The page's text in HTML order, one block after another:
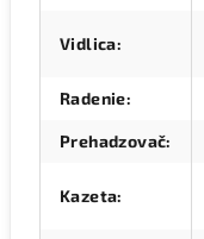
Vidlica:
Radenie:
Prehadzovač:
Kazeta: